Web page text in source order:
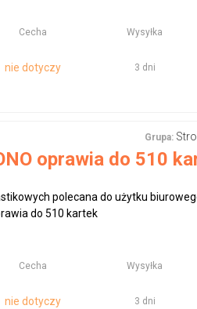
Cecha Wysyłka
nie dotyczy 3 dni
Grupa:
oprawia do 510
polecana do użytku
do 510 kartek
Cecha Wysyłka
nie dotyczy 3 dni